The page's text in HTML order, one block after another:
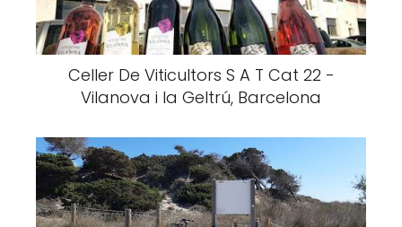
Celler De Viticultors S A T Cat 22 -
Vilanova i la Geltrú, Barcelona